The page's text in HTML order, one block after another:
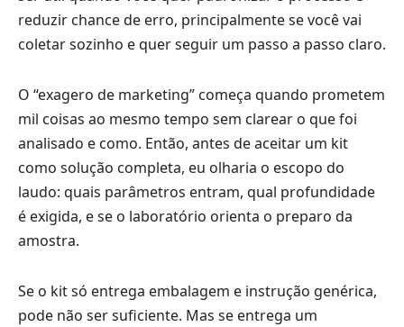
reduzir chance de erro, principalmente se você vai
coletar sozinho e quer seguir um passo a passo claro.
O “exagero de marketing” começa quando prometem
mil coisas ao mesmo tempo sem clarear o que foi
analisado e como. Então, antes de aceitar um kit
como solução completa, eu olharia o escopo do
laudo: quais parâmetros entram, qual profundidade
é exigida, e se o laboratório orienta o preparo da
amostra.
Se o kit só entrega embalagem e instrução genérica,
pode não ser suficiente. Mas se entrega um